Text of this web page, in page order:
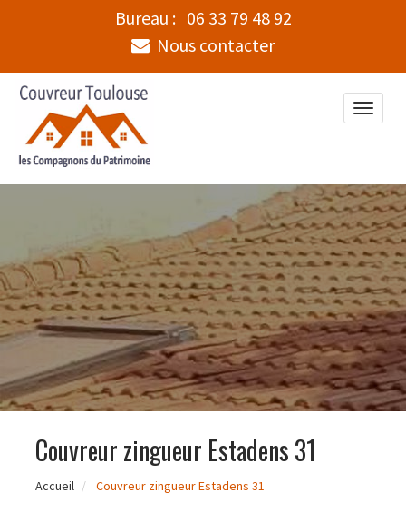
Bureau : 06 33 79 48 92
Nous contacter
Toggle
Couvreur zingueur Estadens 31
Accueil Couvreur zingueur Estadens 31